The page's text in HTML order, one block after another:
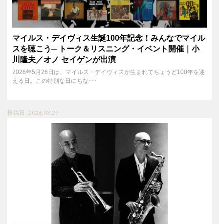
マイルス・デイヴィス生誕100年記念！みんなでマイル
スを聴こう─ トーク＆リスニング・イベント開催｜小
川隆夫／オノ セイゲンが出演
2026年5月26日は、マイルス・デイヴィスが生まれてちょうど100年を迎
える日。この特別な日にちな･･･
投稿日 : 2026.03.27